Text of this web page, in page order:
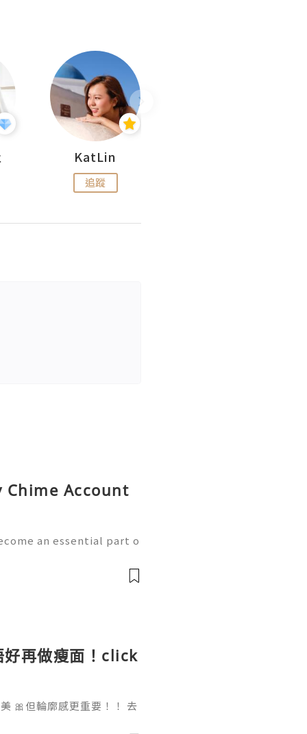
KatLin
追蹤
Chime Account
an essential part o
handle payments, moni
好再做瘦面！click
🎀但輪廓感更重要！！ 去